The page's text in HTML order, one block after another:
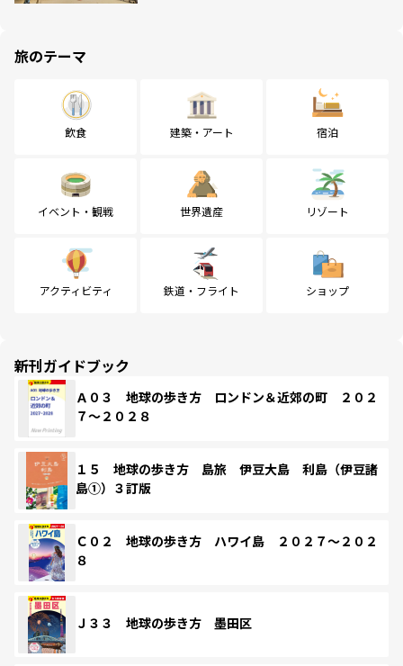
旅のテーマ
飲食 建築・アート 宿泊
イベント・観戦 世界遺産 リゾート
アクティビティ 鉄道・フライト ショップ
新刊ガイドブック
Ａ０３ 地球の歩き方 ロンドン＆近郊の町 ２０２
７～２０２８
１５ 地球の歩き方 島旅 伊豆大島 利島（伊豆諸
島①）３訂版
Ｃ０２ 地球の歩き方 ハワイ島 ２０２７～２０２
８
Ｊ３３ 地球の歩き方 墨田区